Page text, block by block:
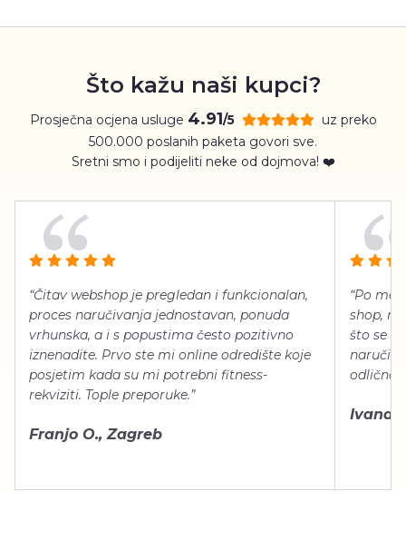
Što kažu naši kupci?
Prosječna ocjena usluge 4.91/5
uz preko
500.000 poslanih paketa govori sve.
Sretni smo i podijeliti neke od dojmova! ❤️
“Čitav webshop je pregledan i funkcionalan,
proces naručivanja jednostavan, ponuda
vrhunska, a i s popustima često pozitivno
iznenadite. Prvo ste mi online odredište koje
posjetim kada su mi potrebni fitness-
rekviziti. Tople preporuke.”
Franjo O., Zagreb
“Po
shop,
što se
naručiti,
odlično
Ivana